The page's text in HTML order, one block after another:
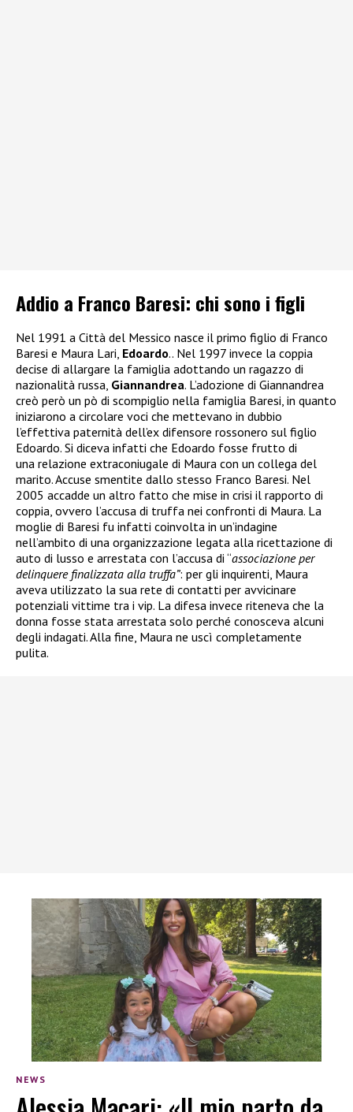
Addio a Franco Baresi: chi sono i figli
Nel 1991 a Città del Messico nasce il primo figlio di Franco
Baresi e Maura Lari, Edoardo.. Nel 1997 invece la coppia
decise di allargare la famiglia adottando un ragazzo di
nazionalità russa, Giannandrea. L’adozione di Giannandrea
creò però un pò di scompiglio nella famiglia Baresi, in quanto
iniziarono a circolare voci che mettevano in dubbio
l’effettiva paternità dell’ex difensore rossonero sul figlio
Edoardo. Si diceva infatti che Edoardo fosse frutto di
una relazione extraconiugale di Maura con un collega del
marito. Accuse smentite dallo stesso Franco Baresi. Nel
2005 accadde un altro fatto che mise in crisi il rapporto di
coppia, ovvero l’accusa di truffa nei confronti di Maura. La
moglie di Baresi fu infatti coinvolta in un’indagine
nell’ambito di una organizzazione legata alla ricettazione di
auto di lusso e arrestata con l’accusa di “associazione per
delinquere finalizzata alla truffa”: per gli inquirenti, Maura
aveva utilizzato la sua rete di contatti per avvicinare
potenziali vittime tra i vip. La difesa invece riteneva che la
donna fosse stata arrestata solo perché conosceva alcuni
degli indagati. Alla fine, Maura ne uscì completamente
pulita.
NEWS